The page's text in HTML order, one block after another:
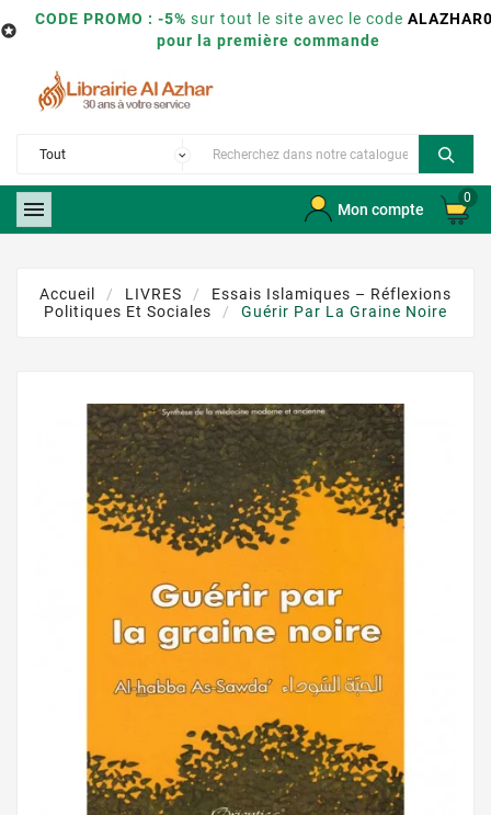

CODE PROMO : -5% sur tout le site avec le code
pour la première commande
 Mon compte
0
Accueil LIVRES
Essais Islamiques – Réflexions
Politiques Et Sociales
Guérir Par La Graine Noire